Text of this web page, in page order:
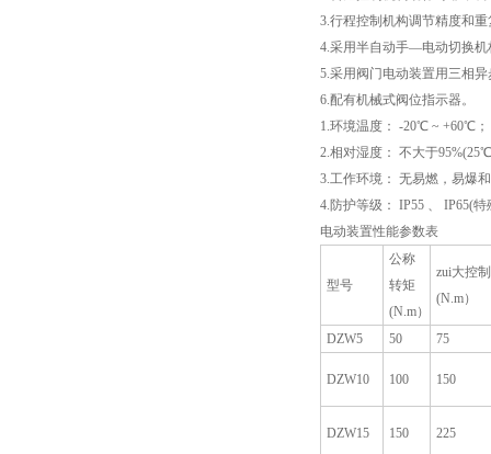
3.行程控制机构调节精度和
4.采用半自动手—电动切换
5.采用阀门电动装置用三相
6.配有机械式阀位指示器。
1.环境温度： -20℃ ~ +60℃；
2.相对湿度： 不大于
3.工作环境： 无易燃，易爆
4.防护等级： IP55 、 IP65(
电动装置性能参数表
型号
公称
转矩
(N.m）
zui大控
(N.m）
DZW5 50 75
DZW10 100 150
DZW15 150 225